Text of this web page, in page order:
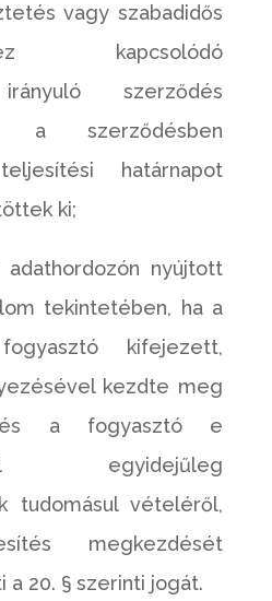
vagy szabadidős
kapcsolódó
szerződés
a szerződésben
határnapot
ki;
nyújtott
tekintetében, ha a
kifejezett,
kezdte meg
a fogyasztó e
egyidejűleg
tudomásul vételéről,
megkezdését
20. § szerinti jogát.